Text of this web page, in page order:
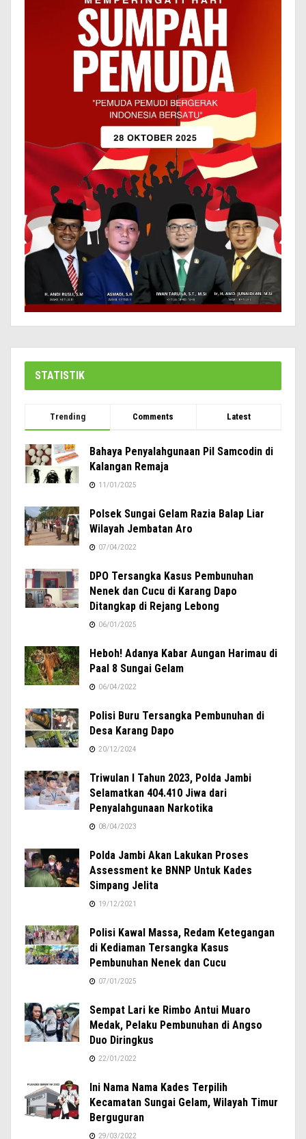
STATISTIK
Trending Comments Latest
Bahaya Penyalahgunaan Pil Samcodin di
Kalangan Remaja
11/01/2025
Polsek Sungai Gelam Razia Balap Liar
Wilayah Jembatan Aro
07/04/2022
DPO Tersangka Kasus Pembunuhan
Nenek dan Cucu di Karang Dapo
Ditangkap di Rejang Lebong
06/01/2025
Heboh! Adanya Kabar Aungan Harimau di
Paal 8 Sungai Gelam
06/04/2022
Polisi Buru Tersangka Pembunuhan di
Desa Karang Dapo
20/12/2024
Triwulan I Tahun 2023, Polda Jambi
Selamatkan 404.410 Jiwa dari
Penyalahgunaan Narkotika
08/04/2023
Polda Jambi Akan Lakukan Proses
Assessment ke BNNP Untuk Kades
Simpang Jelita
19/12/2021
Polisi Kawal Massa, Redam Ketegangan
di Kediaman Tersangka Kasus
Pembunuhan Nenek dan Cucu
07/01/2025
Sempat Lari ke Rimbo Antui Muaro
Medak, Pelaku Pembunuhan di Angso
Duo Diringkus
22/01/2022
Ini Nama Nama Kades Terpilih
Kecamatan Sungai Gelam, Wilayah Timur
Berguguran
29/03/2022